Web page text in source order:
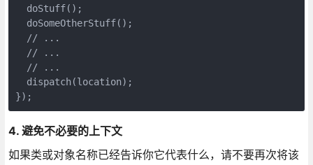
  doStuff();
  doSomeOtherStuff();
  // ...
  // ...
  // ...
  dispatch(location);
});
4. 避免不必要的上下文
如果类或对象名称已经告诉你它代表什么，请不要再次将该